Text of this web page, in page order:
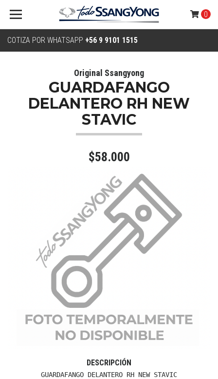
COTIZA POR WHATSAPP +56 9 9101 1515
0
Original Ssangyong
GUARDAFANGO
DELANTERO RH NEW
STAVIC
$58.000
DESCRIPCIÓN
GUARDAFANGO DELANTERO RH NEW STAVIC